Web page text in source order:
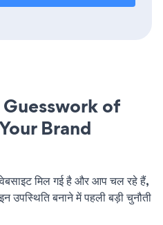
of
Brand
मिल गई है और आप चल रहे हैं,
उपस्थिति बनाने में पहली बड़ी चुनौती